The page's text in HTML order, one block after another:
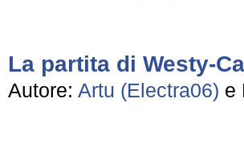
La partita di Westy-
Autore: Artu (Electra06) e